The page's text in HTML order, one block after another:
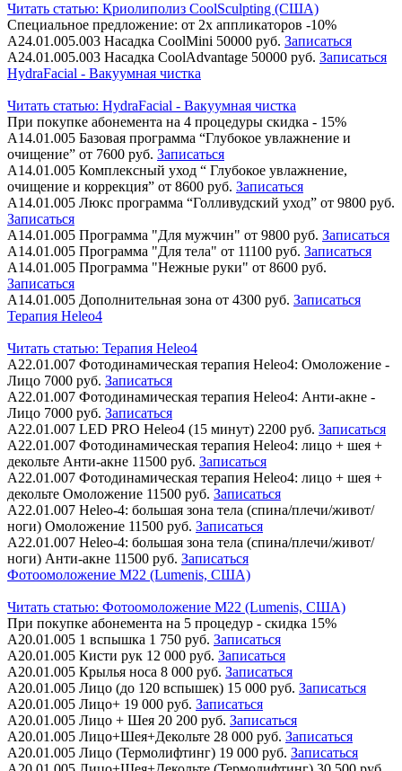
Читать статью: Криолиполиз CoolSculpting (США)
Специальное предложение: от 2х аппликаторов -10%
А24.01.005.003 Насадка CoolMini 50000 руб. Записаться
А24.01.005.003 Насадка CoolAdvantage 50000 руб. Записаться
HydraFacial - Вакуумная чистка
Читать статью: HydraFacial - Вакуумная чистка
При покупке абонемента на 4 процедуры скидка - 15%
А14.01.005 Базовая программа “Глубокое увлажнение и
очищение” от 7600 руб. Записаться
А14.01.005 Комплексный уход “ Глубокое увлажнение,
очищение и коррекция” от 8600 руб. Записаться
А14.01.005 Люкс программа “Голливудский уход” от 9800 руб.
Записаться
А14.01.005 Программа "Для мужчин" от 9800 руб. Записаться
А14.01.005 Программа "Для тела" от 11100 руб. Записаться
А14.01.005 Программа "Нежные руки" от 8600 руб.
Записаться
А14.01.005 Дополнительная зона от 4300 руб. Записаться
Терапия Heleo4
Читать статью: Терапия Heleo4
А22.01.007 Фотодинамическая терапия Heleo4: Омоложение -
Лицо 7000 руб. Записаться
А22.01.007 Фотодинамическая терапия Heleo4: Анти-акне -
Лицо 7000 руб. Записаться
А22.01.007 LED PRO Heleo4 (15 минут) 2200 руб. Записаться
А22.01.007 Фотодинамическая терапия Heleo4: лицо + шея +
декольте Анти-акне 11500 руб. Записаться
А22.01.007 Фотодинамическая терапия Heleo4: лицо + шея +
декольте Омоложение 11500 руб. Записаться
А22.01.007 Heleo-4: большая зона тела (спина/плечи/живот/
ноги) Омоложение 11500 руб. Записаться
А22.01.007 Heleo-4: большая зона тела (спина/плечи/живот/
ноги) Анти-акне 11500 руб. Записаться
Фотоомоложение M22 (Lumenis, США)
Читать статью: Фотоомоложение M22 (Lumenis, США)
При покупке абонемента на 5 процедур - скидка 15%
А20.01.005 1 вспышка 1 750 руб. Записаться
А20.01.005 Кисти рук 12 000 руб. Записаться
А20.01.005 Крылья носа 8 000 руб. Записаться
А20.01.005 Лицо (до 120 вспышек) 15 000 руб. Записаться
А20.01.005 Лицо+ 19 000 руб. Записаться
А20.01.005 Лицо + Шея 20 200 руб. Записаться
А20.01.005 Лицо+Шея+Декольте 28 000 руб. Записаться
А20.01.005 Лицо (Термолифтинг) 19 000 руб. Записаться